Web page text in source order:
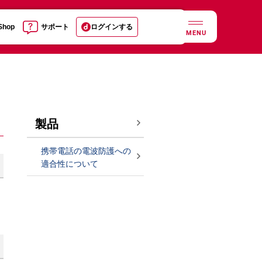
サポート ログインする
MENU
製品
携帯電話の電波防護への
適合性について